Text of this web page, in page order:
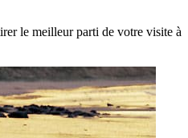
le meilleur parti de votre visite à